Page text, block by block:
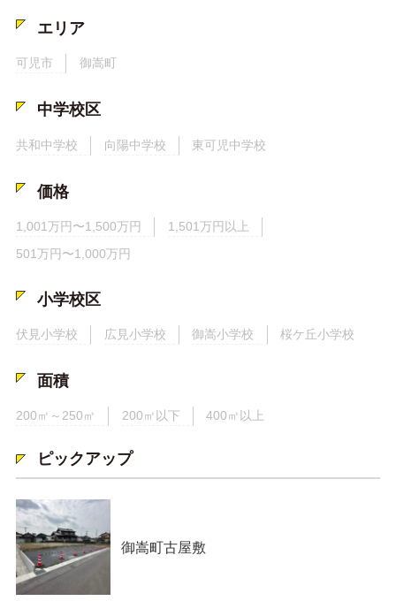
エリア
可児市 御嵩町
中学校区
共和中学校 向陽中学校 東可児中学校
価格
1,001万円〜1,500万円
1,501万円以上
501万円〜1,000万円
小学校区
伏見小学校 広見小学校 御嵩小学校 桜ケ丘小学校
面積
200㎡～250㎡ 200㎡以下 400㎡以上
ピックアップ
御嵩町古屋敷